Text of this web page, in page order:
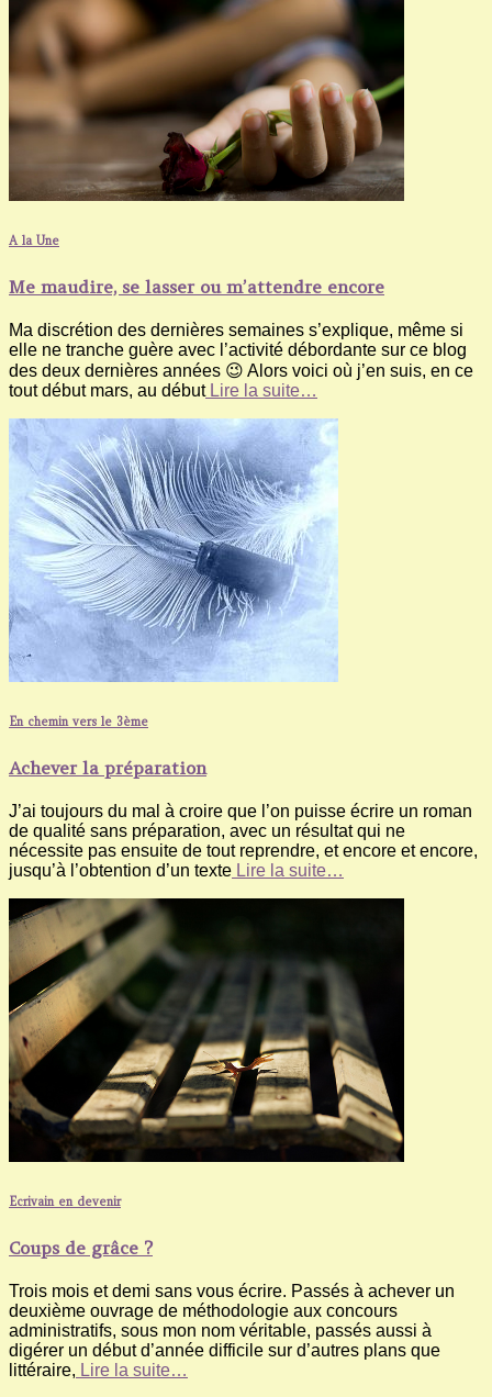
A la Une
Me maudire, se lasser ou m’attendre encore
Ma discrétion des dernières semaines s’explique, même si
elle ne tranche guère avec l’activité débordante sur ce blog
des deux dernières années 😉 Alors voici où j’en suis, en ce
tout début mars, au débutLire la suite…
En chemin vers le 3ème
Achever la préparation
J’ai toujours du mal à croire que l’on puisse écrire un roman
de qualité sans préparation, avec un résultat qui ne
nécessite pas ensuite de tout reprendre, et encore et encore,
jusqu’à l’obtention d’un texte Lire la suite…
Ecrivain en devenir
Coups de grâce ?
Trois mois et demi sans vous écrire. Passés à achever un
deuxième ouvrage de méthodologie aux concours
administratifs, sous mon nom véritable, passés aussi à
digérer un début d’année difficile sur d’autres plans que
littéraire, Lire la suite…